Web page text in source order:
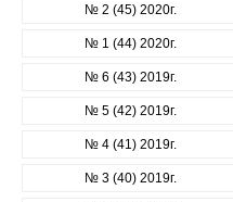
№ 2 (45) 2020г.
№ 1 (44) 2020г.
№ 6 (43) 2019г.
№ 5 (42) 2019г.
№ 4 (41) 2019г.
№ 3 (40) 2019г.